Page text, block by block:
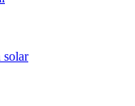
solar